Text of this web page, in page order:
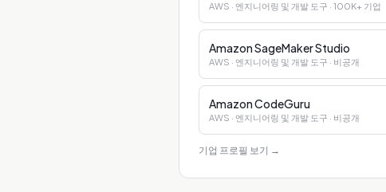
AWS · 엔지니어링 및 개발 도구 · 100K+ 기업
Amazon SageMaker Studio
AWS · 엔지니어링 및 개발 도구 · 비공개
Amazon CodeGuru
AWS · 엔지니어링 및 개발 도구 · 비공개
기업 프로필 보기 →